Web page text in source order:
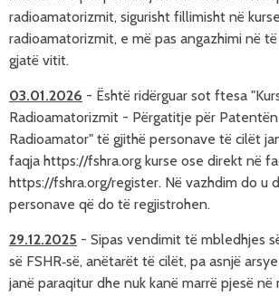
radioamatorizmit, sigurisht fillimisht në
radioamatorizmit, e më pas angazhimi në
gjatë vitit.
03.01.2026 - Është ridërguar sot ftesa
Radioamatorizmit - Përgatitje për
Radioamator" të gjithë personave të cilët
faqja https://fshra.org kurse ose direkt në
https://fshra.org/register. Në vazhdim do u
personave që do të regjistrohen.
29.12.2025 - Sipas vendimit të mbledhjes
së FSHR‑së, anëtarët të cilët, pa asnjë
janë paraqitur dhe nuk kanë marrë pjesë